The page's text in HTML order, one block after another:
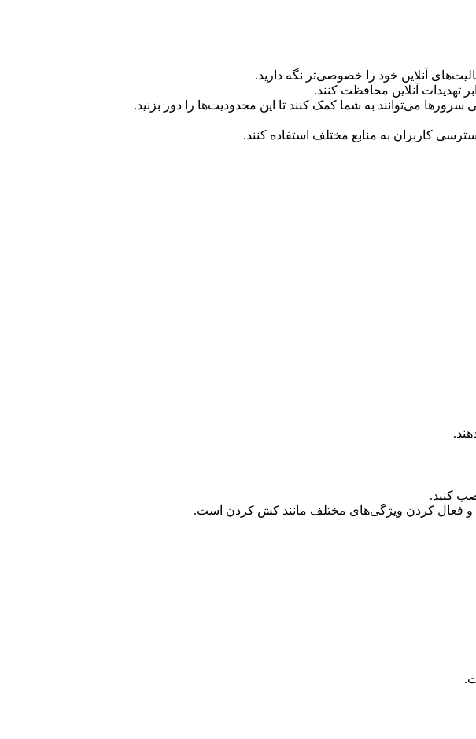
تهدیدات آنلاین محافظت کنند.
می‌توانند به شما کمک کنند تا این محدودیت‌ها را دور بزنید.
کاربران به منابع مختلف استفاده کنند.